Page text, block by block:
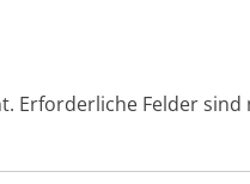
Erforderliche Felder sind